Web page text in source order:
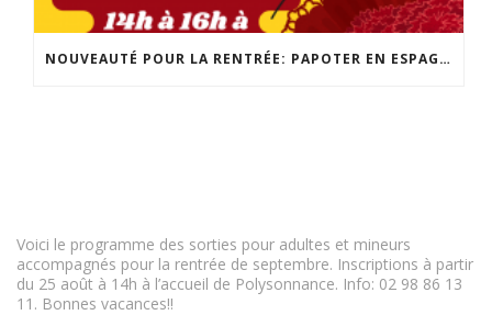
NOUVEAUTÉ POUR LA RENTRÉE: PAPOTER EN ESPAGNOL! POUR TOUS LES NIVEAUX, LES LUNDIS DE 14H À 16H! INSCRIPTION ET INFO : 02 98 86 13 11
Voici le programme des sorties pour adultes et mineurs
accompagnés pour la rentrée de septembre. Inscriptions à partir
du 25 août à 14h à l’accueil de Polysonnance. Info: 02 98 86 13
11. Bonnes vacances!!